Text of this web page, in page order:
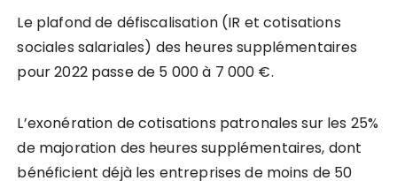
Le plafond de défiscalisation (IR et cotisations
sociales salariales) des heures supplémentaires
pour 2022 passe de 5 000 à 7 000 €.
L’exonération de cotisations patronales sur les 25%
de majoration des heures supplémentaires, dont
bénéficient déjà les entreprises de moins de 50